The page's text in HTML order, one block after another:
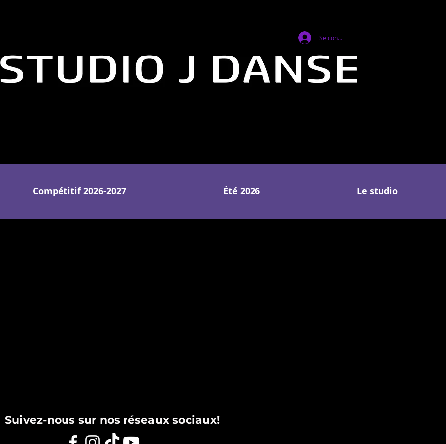
Se connecter
Compétitif 2026-2027 Été 2026 Le studio
Suivez-nous sur nos réseaux sociaux!